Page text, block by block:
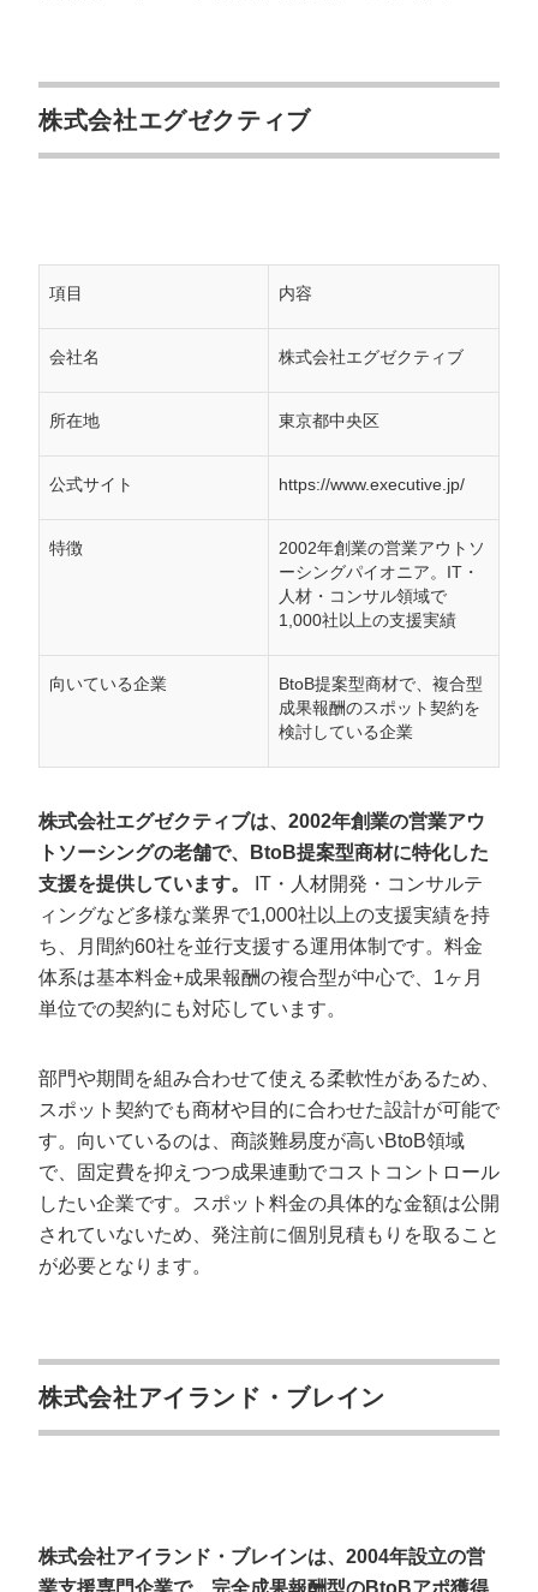
株式会社エグゼクティブ
項目 内容
会社名 株式会社エグゼクティブ
所在地 東京都中央区
公式サイト https://www.executive.jp/
特徴
2002年創業の営業アウトソ
ーシングパイオニア。IT・
人材・コンサル領域で
1,000社以上の支援実績
向いている企業
BtoB提案型商材で、複合型
成果報酬のスポット契約を
検討している企業
株式会社エグゼクティブは、2002年創業の営業アウ
トソーシングの老舗で、BtoB提案型商材に特化した
支援を提供しています。
IT・人材開発・コンサルテ
ィングなど多様な業界で1,000社以上の支援実績を持
ち、月間約60社を並行支援する運用体制です。料金
体系は基本料金+成果報酬の複合型が中心で、1ヶ月
単位での契約にも対応しています。
部門や期間を組み合わせて使える柔軟性があるため、
スポット契約でも商材や目的に合わせた設計が可能で
す。向いているのは、商談難易度が高いBtoB領域
で、固定費を抑えつつ成果連動でコストコントロール
したい企業です。スポット料金の具体的な金額は公開
されていないため、発注前に個別見積もりを取ること
が必要となります。
株式会社アイランド・ブレイン
株式会社アイランド・ブレインは、2004年設立の営
業支援専門企業で、完全成果報酬型のBtoBアポ獲得